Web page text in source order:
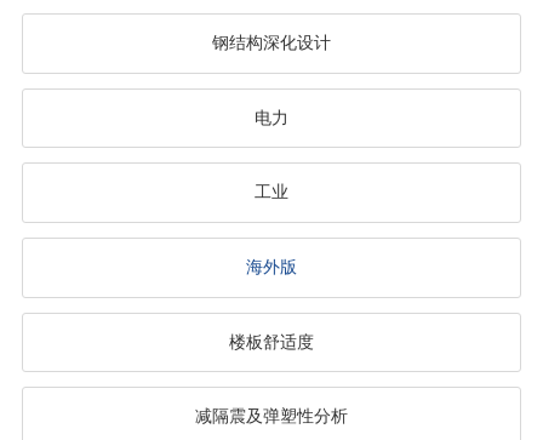
钢结构深化设计
电力
工业
海外版
楼板舒适度
减隔震及弹塑性分析